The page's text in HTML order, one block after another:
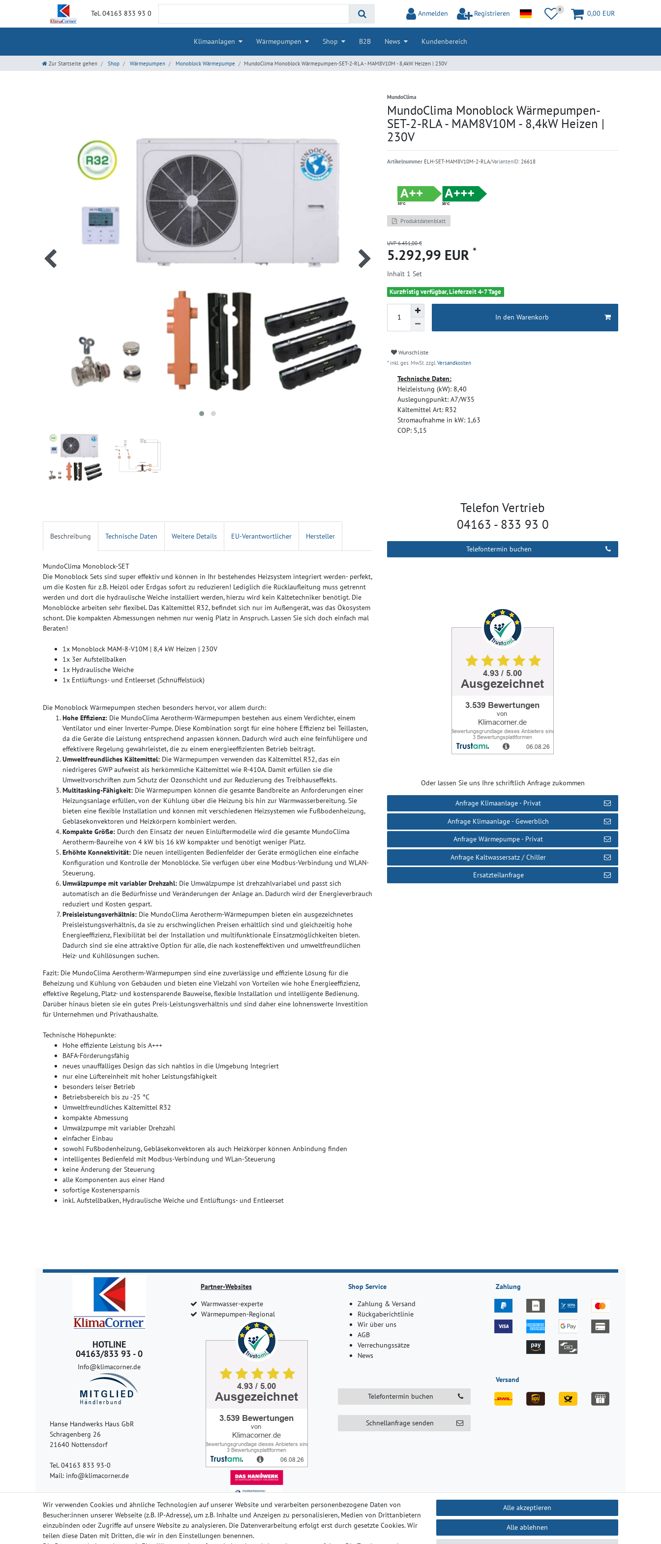
Tel. 04163 833 93 0 Anmelden Registrieren 0 0,00 EUR
Klimaanlagen Wärmepumpen Shop B2B News Kundenbereich
Zur Startseite gehen Shop Wärmepumpen Monoblock Wärmepumpe MundoClima Monoblock Wärmepumpen-SET-2-RLA - MAM8V10M - 8,4kW Heizen | 230V
MundoClima
MundoClima Monoblock Wärmepumpen-
SET-2-RLA - MAM8V10M - 8,4kW Heizen |
230V
Artikelnummer ELH-SET-MAM8V10M-2-RLA/VariantenID: 26618
Produktdatenblatt
UVP 6.451,00 €
5.292,99 EUR *
Inhalt 1 Set
Kurzfristig verfügbar, Lieferzeit 4-7 Tage
In den Warenkorb
Wunschliste
* inkl. ges. MwSt. zzgl. Versandkosten
Technische Daten:
Heizleistung (kW): 8,40
Auslegungpunkt: A7/W35
Kältemittel Art: R32
Stromaufnahme in kW: 1,63
COP: 5,15
Beschreibung Technische Daten Weitere Details EU-Verantwortlicher Hersteller
MundoClima Monoblock-SET
Die Monoblock Sets sind super effektiv und können in Ihr bestehendes Heizsystem integriert werden- perfekt,
um die Kosten für z.B. Heizöl oder Erdgas sofort zu reduzieren! Lediglich die Rücklaufleitung muss getrennt
werden und dort die hydraulische Weiche installiert werden, hierzu wird kein Kältetechniker benötigt. Die
Monoblöcke arbeiten sehr flexibel. Das Kältemittel R32, befindet sich nur im Außengerät, was das Ökosystem
schont. Die kompakten Abmessungen nehmen nur wenig Platz in Anspruch. Lassen Sie sich doch einfach mal
Beraten!
1x Monoblock MAM-8-V10M | 8,4 kW Heizen | 230V
1x 3er Aufstellbalken
1x Hydraulische Weiche
1x Entlüftungs- und Entleerset (Schnüffelstück)
Die Monoblock Wärmepumpen stechen besonders hervor, vor allem durch:
Hohe Effizienz: Die MundoClima Aerotherm-Wärmepumpen bestehen aus einem Verdichter, einem
Ventilator und einer Inverter-Pumpe. Diese Kombination sorgt für eine höhere Effizienz bei Teillasten,
da die Geräte die Leistung entsprechend anpassen können. Dadurch wird auch eine feinfühligere und
effektivere Regelung gewährleistet, die zu einem energieeffizienten Betrieb beiträgt.
Umweltfreundliches Kältemittel: Die Wärmepumpen verwenden das Kältemittel R32, das ein
niedrigeres GWP aufweist als herkömmliche Kältemittel wie R-410A. Damit erfüllen sie die
Umweltvorschriften zum Schutz der Ozonschicht und zur Reduzierung des Treibhauseffekts.
Multitasking-Fähigkeit: Die Wärmepumpen können die gesamte Bandbreite an Anforderungen einer
Heizungsanlage erfüllen, von der Kühlung über die Heizung bis hin zur Warmwasserbereitung. Sie
bieten eine flexible Installation und können mit verschiedenen Heizsystemen wie Fußbodenheizung,
Gebläsekonvektoren und Heizkörpern kombiniert werden.
Kompakte Größe: Durch den Einsatz der neuen Einlüftermodelle wird die gesamte MundoClima
Aerotherm-Baureihe von 4 kW bis 16 kW kompakter und benötigt weniger Platz.
Erhöhte Konnektivität: Die neuen intelligenten Bedienfelder der Geräte ermöglichen eine einfache
Konfiguration und Kontrolle der Monoblöcke. Sie verfügen über eine Modbus-Verbindung und WLAN-
Steuerung.
Umwälzpumpe mit variabler Drehzahl: Die Umwälzpumpe ist drehzahlvariabel und passt sich
automatisch an die Bedürfnisse und Veränderungen der Anlage an. Dadurch wird der Energieverbrauch
reduziert und Kosten gespart.
Preisleistungsverhältnis: Die MundoClima Aerotherm-Wärmepumpen bieten ein ausgezeichnetes
Preisleistungsverhältnis, da sie zu erschwinglichen Preisen erhältlich sind und gleichzeitig hohe
Energieeffizienz, Flexibilität bei der Installation und multifunktionale Einsatzmöglichkeiten bieten.
Dadurch sind sie eine attraktive Option für alle, die nach kosteneffektiven und umweltfreundlichen
Heiz- und Kühllösungen suchen.
Fazit: Die MundoClima Aerotherm-Wärmepumpen sind eine zuverlässige und effiziente Lösung für die
Beheizung und Kühlung von Gebäuden und bieten eine Vielzahl von Vorteilen wie hohe Energieeffizienz,
effektive Regelung, Platz- und kostensparende Bauweise, flexible Installation und intelligente Bedienung.
Darüber hinaus bieten sie ein gutes Preis-Leistungsverhältnis und sind daher eine lohnenswerte Investition
für Unternehmen und Privathaushalte.
Technische Höhepunkte:
Hohe effiziente Leistung bis A+++
BAFA-Förderungsfähig
neues unauffälliges Design das sich nahtlos in die Umgebung Integriert
nur eine Lüftereinheit mit hoher Leistungsfähigkeit
besonders leiser Betrieb
Betriebsbereich bis zu -25 °C
Umweltfreundliches Kältemittel R32
kompakte Abmessung
Umwälzpumpe mit variabler Drehzahl
einfacher Einbau
sowohl Fußbodenheizung, Gebläsekonvektoren als auch Heizkörper können Anbindung finden
intelligentes Bedienfeld mit Modbus-Verbindung und WLan-Steuerung
keine Änderung der Steuerung
alle Komponenten aus einer Hand
sofortige Kostenersparnis
inkl. Aufstellbalken, Hydraulische Weiche und Entlüftungs- und Entleerset
Telefon Vertrieb
04163 - 833 93 0
Telefontermin buchen
Oder lassen Sie uns Ihre schriftlich Anfrage zukommen
Anfrage Klimaanlage - Privat
Anfrage Klimaanlage - Gewerblich
Anfrage Wärmepumpe - Privat
Anfrage Kaltwassersatz / Chiller
Ersatzteilanfrage
HOTLINE
04163/833 93 - 0
Info@klimacorner.de
Hanse Handwerks Haus GbR
Schragenberg 26
21640 Nottensdorf
Tel. 04163 833 93-0
Mail: info@klimacorner.de
Partner-Websites
Warmwasser-experte
Wärmepumpen-Regional
Shop Service
Zahlung & Versand
Rückgaberichtlinie
Wir über uns
AGB
Verrechungssätze
News
Telefontermin buchen
Schnellanfrage senden
Zahlung
Versand
Impressum Daten­schutz­erklärung AGB Barrierefreiheitserklärung Widerrufs­recht
Wir verwenden Cookies und ähnliche Technologien auf unserer Website und verarbeiten personenbezogene Daten von
Besucher:innen unserer Webseite (z.B. IP-Adresse), um z.B. Inhalte und Anzeigen zu personalisieren, Medien von Drittanbietern
einzubinden oder Zugriffe auf unsere Website zu analysieren. Die Datenverarbeitung erfolgt erst durch gesetzte Cookies. Wir
teilen diese Daten mit Dritten, die wir in den Einstellungen benennen.
Alle akzeptieren
Alle ablehnen